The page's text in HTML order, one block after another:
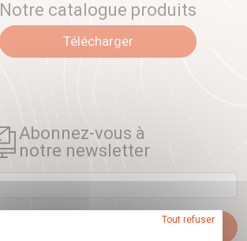
Notre catalogue produits
Télécharger
Abonnez-vous à
notre newsletter
Tout refuser